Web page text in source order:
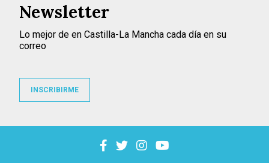
Newsletter
Lo mejor de en Castilla-La Mancha cada día en su
correo
INSCRIBIRME